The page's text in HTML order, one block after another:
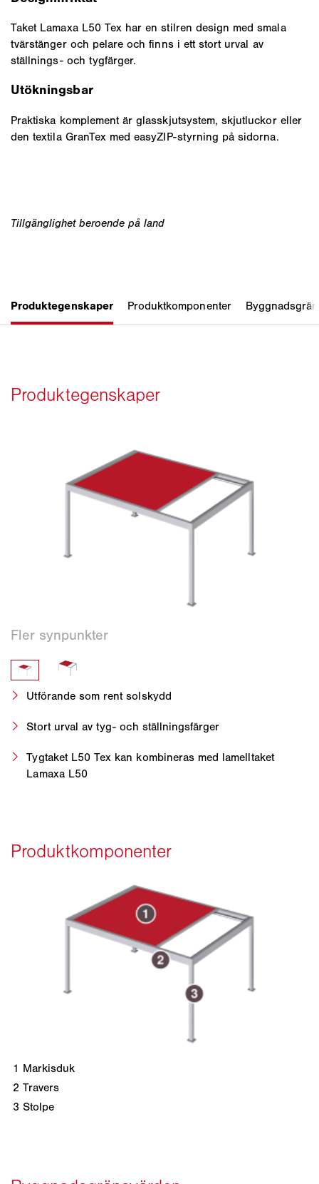
Taket Lamaxa L50 Tex har en stilren design med smala
tvärstänger och pelare och finns i ett stort urval av
ställnings- och tygfärger.
Utökningsbar
Praktiska komplement är glasskjutsystem, skjutluckor eller
den textila GranTex med easyZIP-styrning på sidorna.
Utförande som rent solskydd
Stort urval av tyg- och ställningsfärger
Tygtaket L50 Tex kan kombineras med lamelltaket
Lamaxa L50
1 Markisduk
2 Travers
3 Stolpe